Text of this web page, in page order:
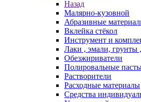
Назад
Малярно-кузовной
Абразивные
Вклейка стёкол
Инструмент и
Лаки , эмали, грунты
Обезжириватели
Полировальные
Растворители
Расходные материалы
Средства